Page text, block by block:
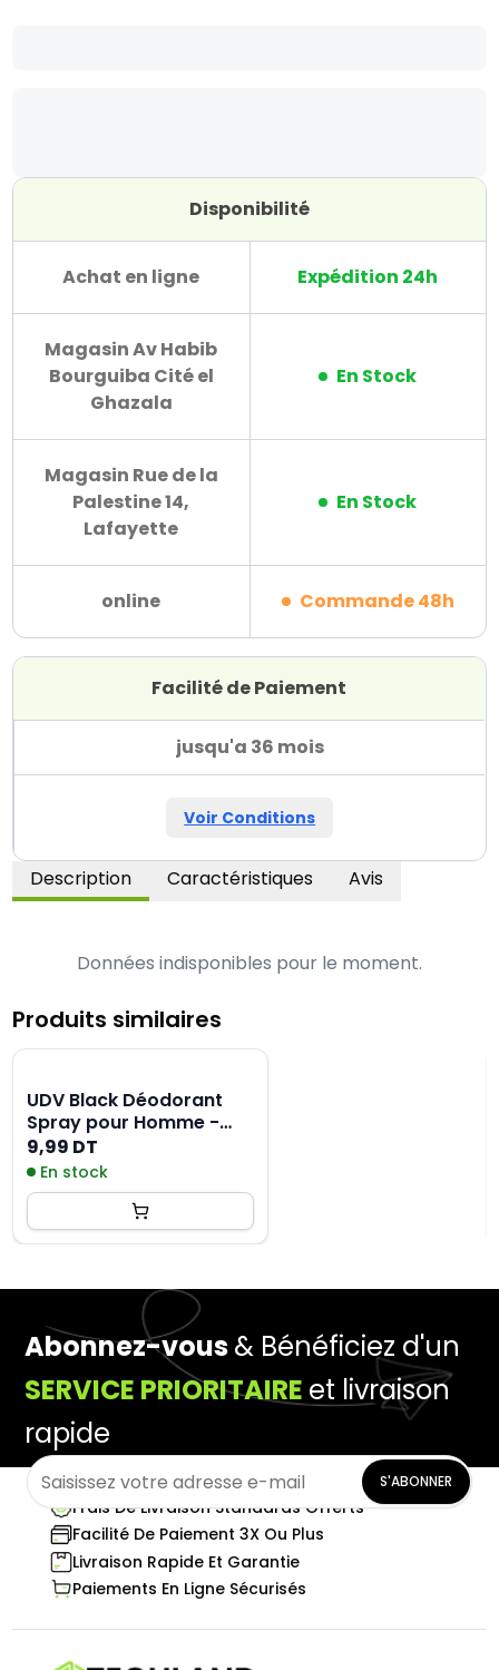
Disponibilité
Achat en ligne Expédition 24h
Magasin Av Habib
Bourguiba Cité el
Ghazala
En Stock
Magasin Rue de la
Palestine 14,
Lafayette
En Stock
online Commande 48h
Facilité de Paiement
jusqu'a 36 mois
Voir Conditions
Description Caractéristiques Avis
Données indisponibles pour le moment.
Produits similaires
UDV Black Déodorant
Spray pour Homme -
200ML
9,99 DT
En stock
Abonnez-vous& Bénéficiez d'un
SERVICE PRIORITAIRE et livraison
rapide
S'ABONNER
Frais De Livraison Standards Offerts
Facilité De Paiement 3X Ou Plus
Livraison Rapide Et Garantie
Paiements En Ligne Sécurisés